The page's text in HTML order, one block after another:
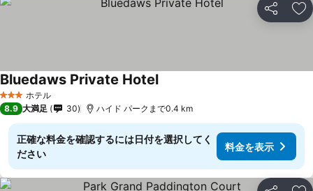
シェア お
3 ホテルのランク
ホテル
Bluedaws Private Hotel
8.9 大満足 30 ハイド パークまで0.4 km
正確な料金を確認するには日付を選択してく
ださい
料金を表示